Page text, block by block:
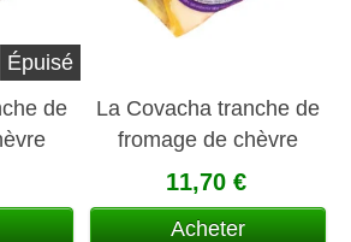
Épuisé
de
La Covacha tranche de
fromage de chèvre
payoya affiné à l'huile
d'olive
11,70 €
Acheter